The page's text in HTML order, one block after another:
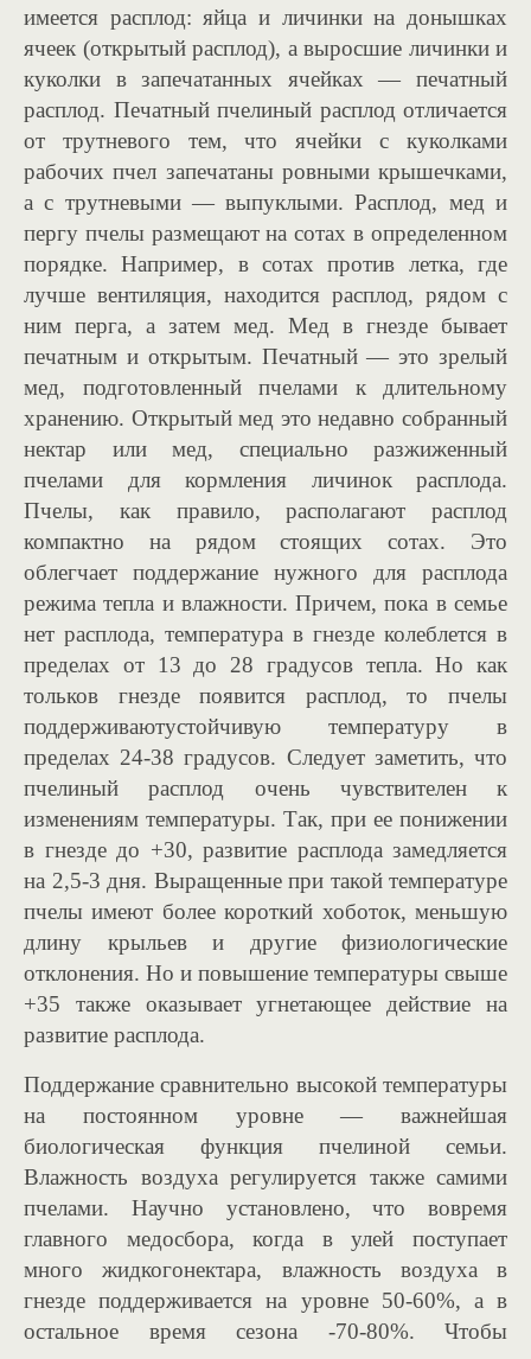
имеется расплод: яйца и личинки на донышках
ячеек (открытый расплод), а выросшие личинки и
куколки в запечатанных ячейках — печатный
расплод. Печатный пчелиный расплод отличается
от трутневого тем, что ячейки с куколками
рабочих пчел запечатаны ровными крышечками,
а с трутневыми — выпуклыми. Расплод, мед и
пергу пчелы размещают на сотах в определенном
порядке. Например, в сотах против летка, где
лучше вентиляция, находится расплод, рядом с
ним перга, а затем мед. Мед в гнезде бывает
печатным и открытым. Печатный — это зрелый
мед, подготовленный пчелами к длительному
хранению. Открытый мед это недавно собранный
нектар или мед, специально разжиженный
пчелами для кормления личинок расплода.
Пчелы, как правило, располагают расплод
компактно на рядом стоящих сотах. Это
облегчает поддержание нужного для расплода
режима тепла и влажности. Причем, пока в семье
нет расплода, температура в гнезде колеблется в
пределах от 13 до 28 градусов тепла. Но как
тольков гнезде появится расплод, то пчелы
поддерживаютустойчивую температуру в
пределах 24-38 градусов. Следует заметить, что
пчелиный расплод очень чувствителен к
изменениям температуры. Так, при ее понижении
в гнезде до +30, развитие расплода замедляется
на 2,5-3 дня. Выращенные при такой температуре
пчелы имеют более короткий хоботок, меньшую
длину крыльев и другие физиологические
отклонения. Но и повышение температуры свыше
+35 также оказывает угнетающее действие на
развитие расплода.
Поддержание сравнительно высокой температуры
на постоянном уровне — важнейшая
биологическая функция пчелиной семьи.
Влажность воздуха регулируется также самими
пчелами. Научно установлено, что вовремя
главного медосбора, когда в улей поступает
много жидкогонектара, влажность воздуха в
гнезде поддерживается на уровне 50-60%, а в
остальное время сезона -70-80%. Чтобы